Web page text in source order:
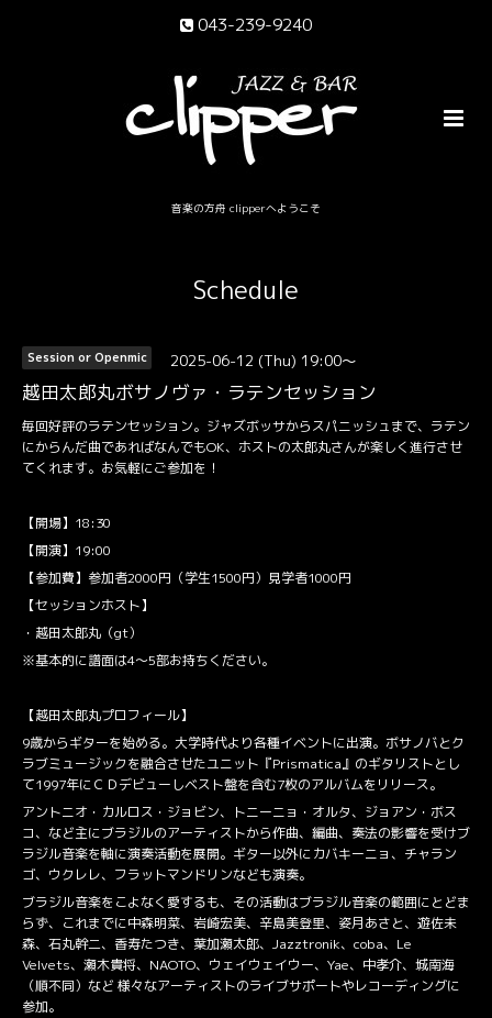
043-239-9240
音楽の方舟 clipperへようこそ
Schedule
Session or Openmic 2025-06-12 (Thu) 19:00～
越田太郎丸ボサノヴァ・ラテンセッション
毎回好評のラテンセッション。ジャズボッサからスパニッシュまで、ラテン
にからんだ曲であればなんでもOK、ホストの太郎丸さんが楽しく進行させ
てくれます。お気軽にご参加を！
【開場】18:30
【開演】19:00
【参加費】参加者2000円（学生1500円）見学者1000円
【セッションホスト】
・越田太郎丸（gt）
※基本的に譜面は4〜5部お持ちください。
【越田太郎丸プロフィール】
9歳からギターを始める。大学時代より各種イベントに出演。ボサノバとク
ラブミュージックを融合させたユニット『Prismatica』のギタリストとし
て1997年にＣＤデビューしベスト盤を含む7枚のアルバムをリリース。
アントニオ・カルロス・ジョビン、トニーニョ・オルタ、ジョアン・ボス
コ、など主にブラジルのアーティストから作曲、編曲、奏法の影響を受けブ
ラジル音楽を軸に演奏活動を展開。ギター以外にカバキーニョ、チャラン
ゴ、ウクレレ、フラットマンドリンなども演奏。
ブラジル音楽をこよなく愛するも、その活動はブラジル音楽の範囲にとどま
らず、これまでに中森明菜、岩崎宏美、辛島美登里、姿月あさと、遊佐未
森、石丸幹二、香寿たつき、葉加瀬太郎、Jazztronik、coba、Le
Velvets、瀬木貴将、NAOTO、ウェイウェイウー、Yae、中孝介、城南海
（順不同）など 様々なアーティストのライブサポートやレコーディングに
参加。